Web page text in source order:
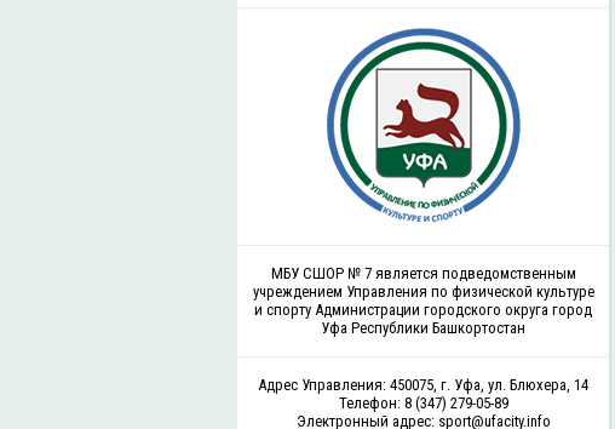
МБУ СШОР № 7 является подведомственным
учреждением Управления по физической культуре
и спорту Администрации городского округа город
Уфа Республики Башкортостан
Адрес Управления: 450075, г. Уфа, ул. Блюхера, 14
Телефон: 8 (347) 279-05-89
Электронный адрес: sport@ufacity.info